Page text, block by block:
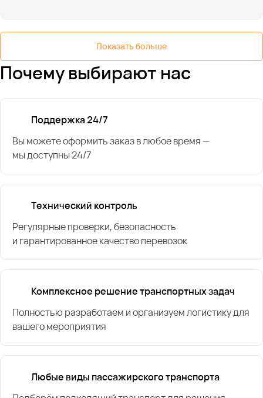
Показать больше
Почему выбирают нас
Поддержка 24/7
Вы можете оформить заказ в любое время —
мы доступны 24/7
Технический контроль
Регулярные проверки, безопасность
и гарантированное качество перевозок
Комплексное решение транспортных задач
Полностью разработаем и организуем логистику для
вашего мероприятия
Любые виды пассажирского транспорта